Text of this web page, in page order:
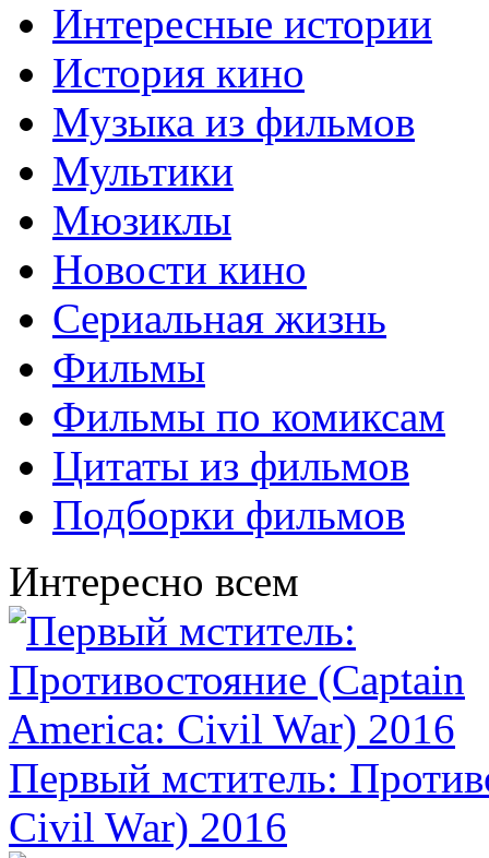
Интересные истории
История кино
Музыка из фильмов
Мультики
Мюзиклы
Новости кино
Сериальная жизнь
Фильмы
Фильмы по комиксам
Цитаты из фильмов
Подборки фильмов
Интересно всем
Первый мститель:
Civil War) 2016